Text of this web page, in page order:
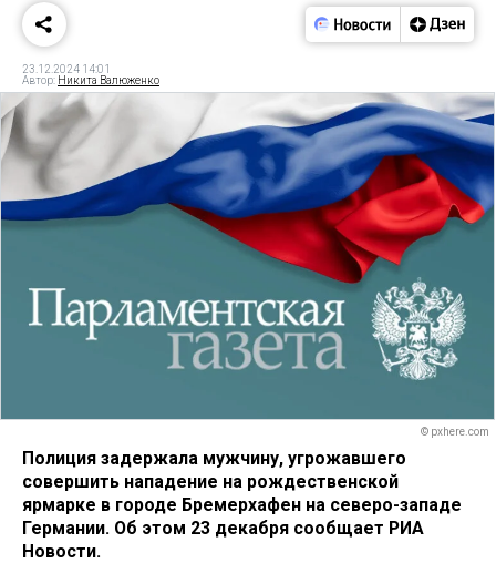
23.12.2024 14:01
Автор: Никита Валюженко
© pxhere.com
Полиция задержала мужчину, угрожавшего
совершить нападение на рождественской
ярмарке в городе Бремерхафен на северо-западе
Германии. Об этом 23 декабря сообщает РИА
Новости.